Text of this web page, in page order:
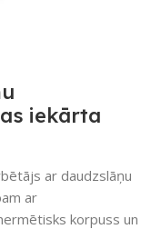
iekārta
ar daudzslāņu
ar
korpuss un